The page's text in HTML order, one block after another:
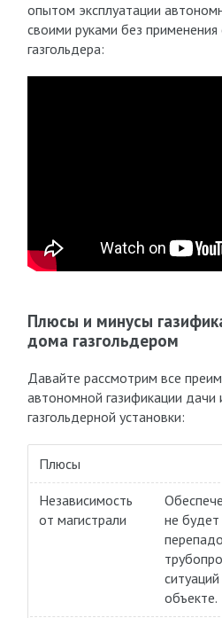
опытом эксплуатации
своими руками без применения
газгольдера:
Плюсы и минусы
дома газгольдером
Давайте рассмотрим все
автономной газификации
газгольдерной установки:
Плюсы
Независимость
от магистрали
не будет
объекте.